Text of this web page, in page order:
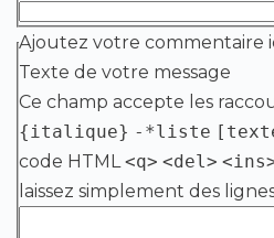
Ajoutez votre commentaire
Texte de votre message
Ce champ accepte les
{italique} -*liste
code HTML<q> <del>
laissez simplement des